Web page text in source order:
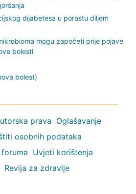
dijabetesa u porastu diljem
mogu započeti prije pojave
bolesti
bolest)
prava Oglašavanje
osobnih podataka
Uvjeti korištenja
Revija za zdravlje